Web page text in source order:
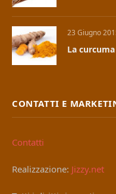
23 Giugno
La
CONTATTI E
Contatti
Realizzazione: Jizzy.net